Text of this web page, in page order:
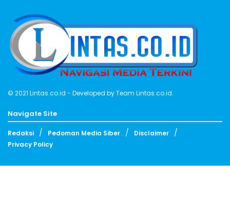
© 2021 Lintas.co.id - Developed byTeam Lintas.co.id.
Navigate Site
Redaksi Pedoman Media Siber
Disclaimer
Privacy Policy